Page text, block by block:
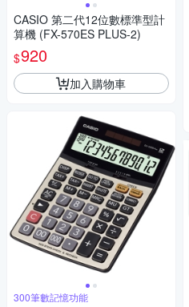
CASIO 第二代12位數標準型計
算機 (FX-570ES PLUS-2)
$920
加入購物車
300筆數記憶功能